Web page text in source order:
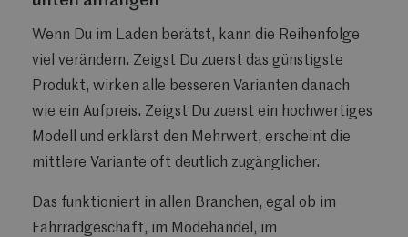
Wenn Du im Laden berätst, kann die Reihenfolge
viel verändern. Zeigst Du zuerst das günstigste
Produkt, wirken alle besseren Varianten danach
wie ein Aufpreis. Zeigst Du zuerst ein hochwertiges
Modell und erklärst den Mehrwert, erscheint die
mittlere Variante oft deutlich zugänglicher.
Das funktioniert in allen Branchen, egal ob im
Fahrradgeschäft, im Modehandel, im